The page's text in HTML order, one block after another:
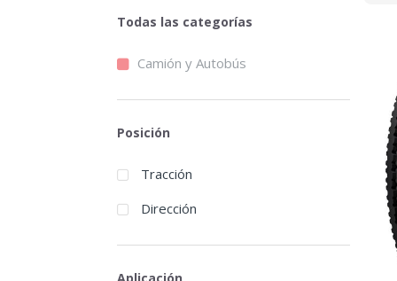
Todas las categorías
Camión y Autobús
Posición
Tracción
Dirección